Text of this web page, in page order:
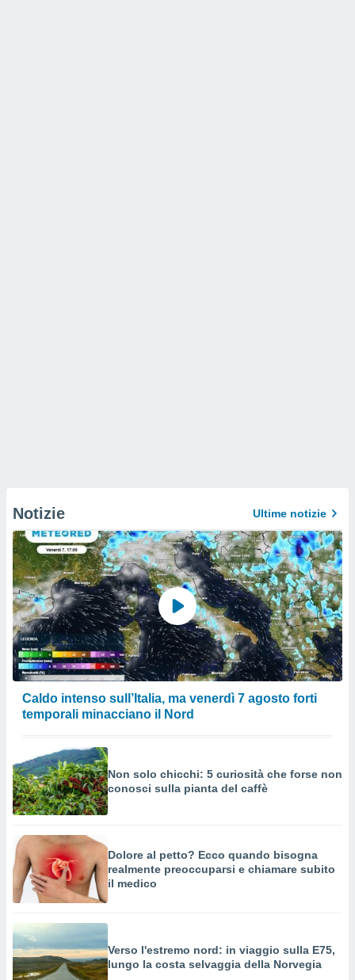
Notizie Ultime notizie
Caldo intenso sull’Italia, ma venerdì 7 agosto forti
temporali minacciano il Nord
Non solo chicchi: 5 curiosità che forse non
conosci sulla pianta del caffè
Dolore al petto? Ecco quando bisogna
realmente preoccuparsi e chiamare subito
il medico
Verso l'estremo nord: in viaggio sulla E75,
lungo la costa selvaggia della Norvegia